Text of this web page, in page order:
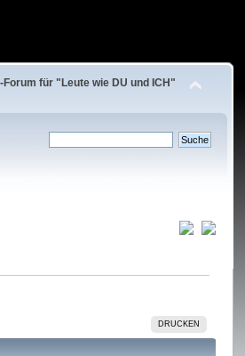
für "Leute wie DU und ICH"
DRUCKEN